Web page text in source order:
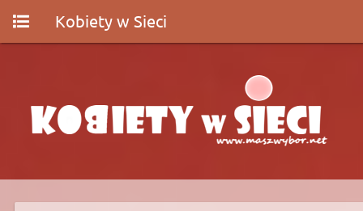
Kobiety w Sieci